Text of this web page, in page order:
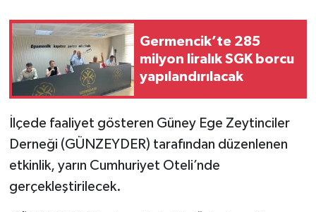
Germencik’te 285
milyon liralık SGK borcu
yapılandırılacak
İlçede faaliyet gösteren Güney Ege Zeytinciler
Derneği (GÜNZEYDER) tarafından düzenlenen
etkinlik, yarın Cumhuriyet Oteli’nde
gerçekleştirilecek.